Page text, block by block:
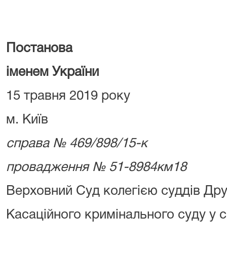
Постанова
іменем України
15 травня 2019 року
м. Київ
справа № 469/898/15-к
провадження № 51-8984км18
Верховний Суд колегією суддів
Касаційного кримінального суду у